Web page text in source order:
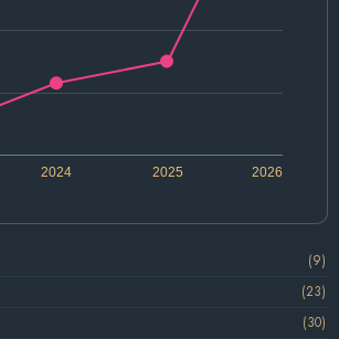
2024 2026
2025
(9)
(23)
(30)